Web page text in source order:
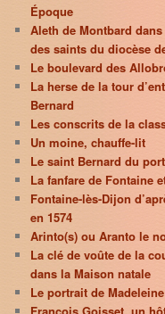
Époque
Aleth de Montbard
des saints du diocèse
Le boulevard des
La herse de la tour
Bernard
Les conscrits de la
Un moine, chauffe-lit
Le saint Bernard du
La fanfare de Fontaine
Fontaine-lès-Dijon
en 1574
Arinto(s) ou Aranto le
La clé de voûte de la
dans la Maison natale
Le portrait de
François Goisset, un